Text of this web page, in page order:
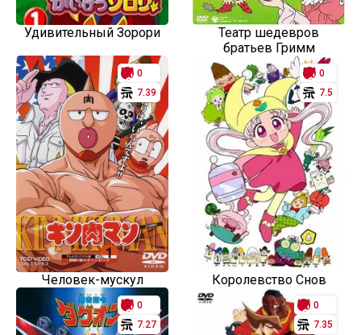
Удивительный Зорори
Театр шедевров
братьев Гримм
0
7.39
Человек-мускул
0
7.5
Королевство Снов
0
7.27
0
7.35